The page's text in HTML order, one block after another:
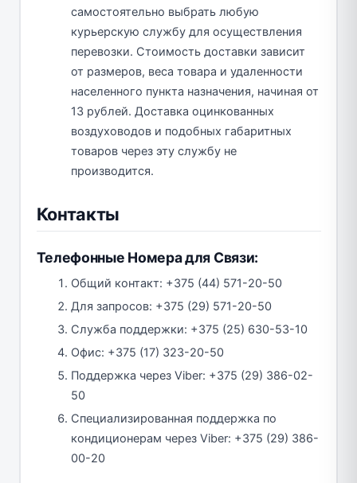
самостоятельно выбрать любую
курьерскую службу для осуществления
перевозки. Стоимость доставки зависит
от размеров, веса товара и удаленности
населенного пункта назначения, начиная от
13 рублей. Доставка оцинкованных
воздуховодов и подобных габаритных
товаров через эту службу не
производится.
Контакты
Телефонные Номера для Связи:
Общий контакт: +375 (44) 571-20-50
Для запросов: +375 (29) 571-20-50
Служба поддержки: +375 (25) 630-53-10
Офис: +375 (17) 323-20-50
Поддержка через Viber: +375 (29) 386-02-
50
Специализированная поддержка по
кондиционерам через Viber: +375 (29) 386-
00-20